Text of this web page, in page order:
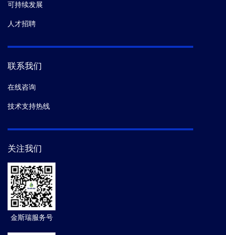
可持续发展
人才招聘
联系我们
在线咨询
技术支持热线
关注我们
金斯瑞服务号